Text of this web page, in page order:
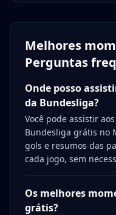
Melhores
Perguntas
Onde posso
da Bundesliga?
Você pode assistir
Bundesliga grátis no
gols e resumos das
cada jogo, sem
Os melhores
grátis?